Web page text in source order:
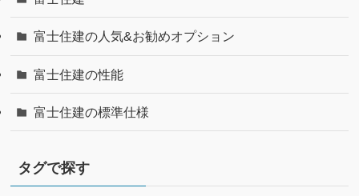
富士住建の人気&お勧めオプション
富士住建の性能
富士住建の標準仕様
タグで探す